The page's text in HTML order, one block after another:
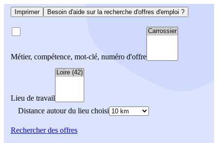
Imprimer Besoin d'aide sur la recherche d'offres d'emploi ?
Métier, compétence, mot-clé, numéro d'offre
Lieu de travail
Distance autour du lieu choisi
Rechercherdes offres